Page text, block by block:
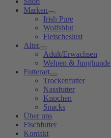
Marken
Irish Pure
Wolfsblut
Fleischeslust
Alter
Adult/Erwachsen
Welpen & Junghunde
Futterart
Trockenfutter
Nassfutter
Knochen
Snacks
Über uns
Fischfutter
Kontakt